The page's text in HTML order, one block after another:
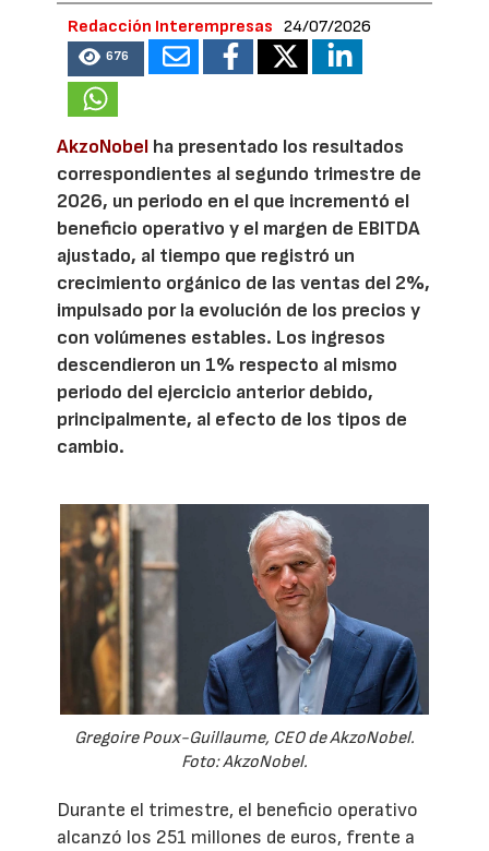
Redacción Interempresas 24/07/2026
676
AkzoNobel ha presentado los resultados
correspondientes al segundo trimestre de
2026, un periodo en el que incrementó el
beneficio operativo y el margen de EBITDA
ajustado, al tiempo que registró un
crecimiento orgánico de las ventas del 2%,
impulsado por la evolución de los precios y
con volúmenes estables. Los ingresos
descendieron un 1% respecto al mismo
periodo del ejercicio anterior debido,
principalmente, al efecto de los tipos de
cambio.
Gregoire Poux-Guillaume, CEO de AkzoNobel.
Foto: AkzoNobel.
Durante el trimestre, el beneficio operativo
alcanzó los 251 millones de euros, frente a